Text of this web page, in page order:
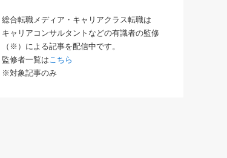
総合転職メディア・キャリアクラス転職は
キャリアコンサルタントなどの有識者の監修
（※）による記事を配信中です。
監修者一覧はこちら
※対象記事のみ